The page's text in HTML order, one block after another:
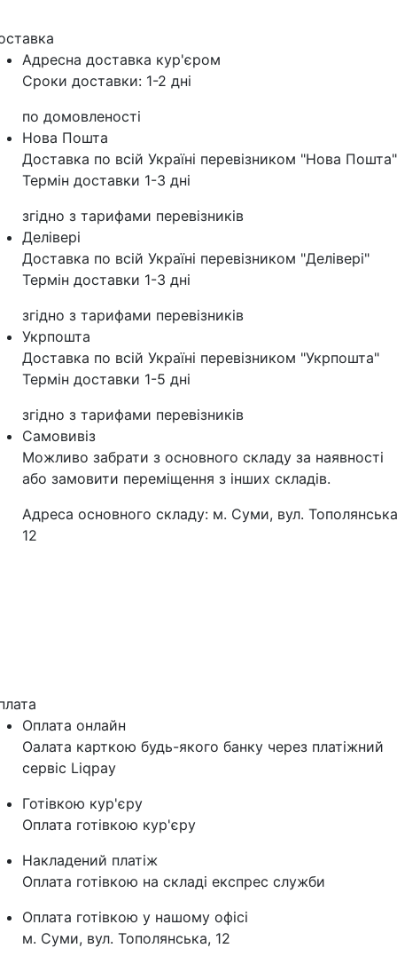
Адресна доставка кур'‎єром
Сроки доставки: 1-2 дні
по домовленості
Нова Пошта
Доставка по всій Україні перевізником "Нова Пошта"
Термін доставки 1-3 дні
згідно з тарифами перевізників
Делівері
Доставка по всій Україні перевізником "Делівері"
Термін доставки 1-3 дні
згідно з тарифами перевізників
Укрпошта
Доставка по всій Україні перевізником "Укрпошта"
Термін доставки 1-5 дні
згідно з тарифами перевізників
Самовивіз
Можливо забрати з основного складу за наявності
або замовити переміщення з інших складів.
Адреса основного складу: м. Суми, вул.
12
Оплата онлайн
Оалата карткою будь-якого банку через платіжний
сервіс Liqpay
Готівкою кур'єру
Оплата готівкою кур'єру
Накладений платіж
Оплата готівкою на складі експрес служби
Оплата готівкою у нашому офісі
м. Суми, вул. Тополянська, 12